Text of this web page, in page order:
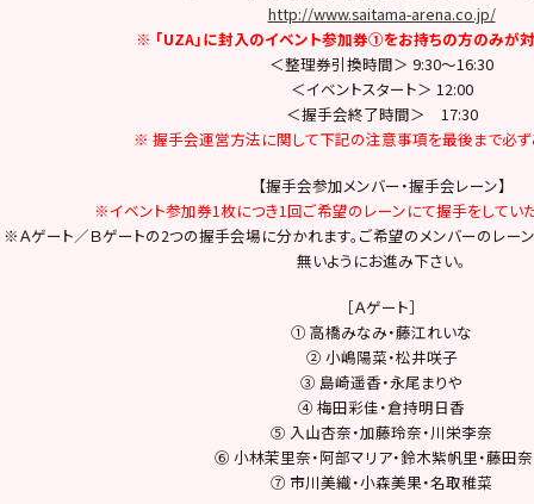
http://www.saitama-arena.co.jp/
※ 「UZA」に封入のイベント参加券①をお持ちの方のみが対
＜整理券引換時間＞ 9:30～16:30
＜イベントスタート＞ 12:00
＜握手会終了時間＞ 17:30
※ 握手会運営方法に関して下記の注意事項を最後まで必ず
【握手会参加メンバー・握手会レーン】
※イベント参加券1枚につき1回ご希望のレーンにて握手をしていた
※Ａゲート／Ｂゲートの2つの握手会場に分かれます。ご希望のメンバーのレー
無いようにお進み下さい。
［Ａゲート］
① 高橋みなみ・藤江れいな
② 小嶋陽菜・松井咲子
③ 島崎遥香・永尾まりや
④ 梅田彩佳・倉持明日香
⑤ 入山杏奈・加藤玲奈・川栄李奈
⑥ 小林茉里奈・阿部マリア・鈴木紫帆里・藤田
⑦ 市川美織・小森美果・名取稚菜